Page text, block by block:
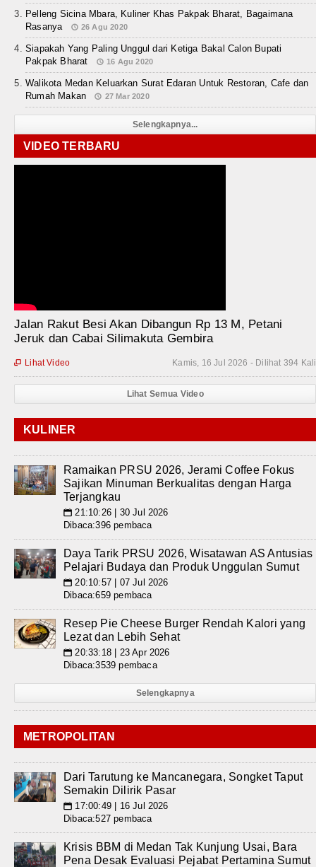
Pelleng Sicina Mbara, Kuliner Khas Pakpak Bharat, Bagaimana
Rasanya
26 Agu 2020
Siapakah Yang Paling Unggul dari Ketiga Bakal Calon Bupati
Pakpak Bharat
16 Agu 2020
Walikota Medan Keluarkan Surat Edaran Untuk Restoran, Cafe dan
Rumah Makan
27 Mar 2020
Selengkapnya...
VIDEO TERBARU
Jalan Rakut Besi Akan Dibangun Rp 13 M, Petani
Jeruk dan Cabai Silimakuta Gembira
Kamis, 16 Jul 2026 - Dilihat 394 Kali
 Lihat Video
Lihat Semua Video
KULINER
Ramaikan PRSU 2026, Jerami Coffee Fokus
Sajikan Minuman Berkualitas dengan Harga
Terjangkau
📅 21:10:26 | 30 Jul 2026
Dibaca:396 pembaca
Daya Tarik PRSU 2026, Wisatawan AS Antusias
Pelajari Budaya dan Produk Unggulan Sumut
📅 20:10:57 | 07 Jul 2026
Dibaca:659 pembaca
Resep Pie Cheese Burger Rendah Kalori yang
Lezat dan Lebih Sehat
📅 20:33:18 | 23 Apr 2026
Dibaca:3539 pembaca
Selengkapnya
METROPOLITAN
Dari Tarutung ke Mancanegara, Songket Taput
Semakin Dilirik Pasar
📅 17:00:49 | 16 Jul 2026
Dibaca:527 pembaca
Krisis BBM di Medan Tak Kunjung Usai, Bara
Pena Desak Evaluasi Pejabat Pertamina Sumut